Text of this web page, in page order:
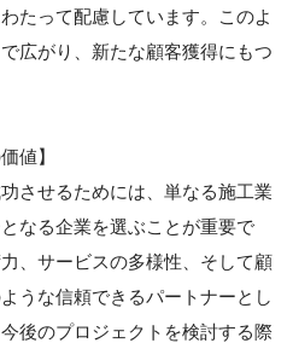
たって配慮しています。このよ
広がり、新たな顧客獲得にもつ
値】
させるためには、単なる施工業
なる企業を選ぶことが重要で
、サービスの多様性、そして顧
うな信頼できるパートナーとし
後のプロジェクトを検討する際